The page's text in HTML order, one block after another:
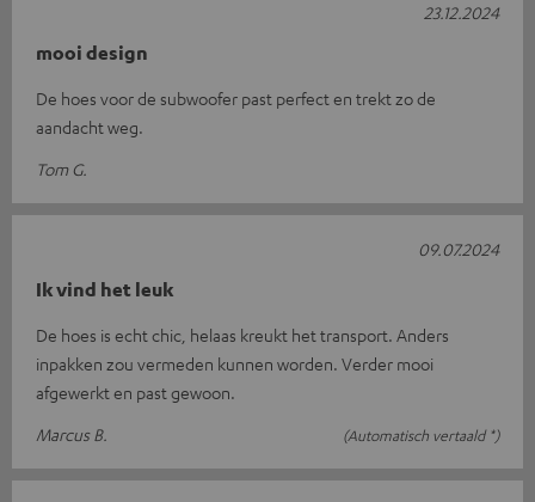
mooi design
De hoes voor de subwoofer past perfect en trekt zo de
aandacht weg.
Tom G.
23.12.2024
Ik vind het leuk
De hoes is echt chic, helaas kreukt het transport. Anders
inpakken zou vermeden kunnen worden. Verder mooi
afgewerkt en past gewoon.
Marcus B.
(Automatisch vertaald *)
09.07.2024